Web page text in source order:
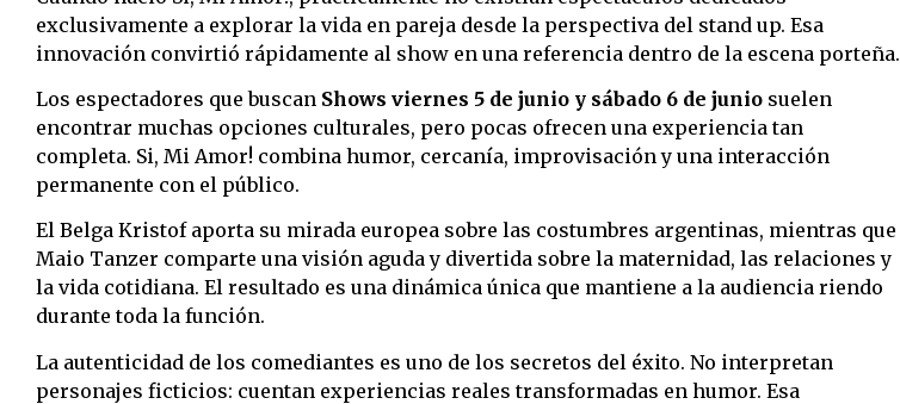
exclusivamente a explorar la vida en pareja desde la perspectiva del stand up. Esa
innovación convirtió rápidamente al show en una referencia dentro de la escena porteña.
Los espectadores que buscan Shows viernes 5 de junio y sábado 6 de junio suelen
encontrar muchas opciones culturales, pero pocas ofrecen una experiencia tan
completa. Si, Mi Amor! combina humor, cercanía, improvisación y una interacción
permanente con el público.
El Belga Kristof aporta su mirada europea sobre las costumbres argentinas, mientras que
Maio Tanzer comparte una visión aguda y divertida sobre la maternidad, las relaciones y
la vida cotidiana. El resultado es una dinámica única que mantiene a la audiencia riendo
durante toda la función.
La autenticidad de los comediantes es uno de los secretos del éxito. No interpretan
personajes ficticios: cuentan experiencias reales transformadas en humor. Esa